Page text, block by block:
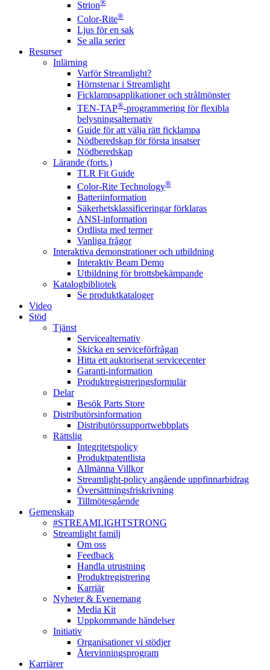
Strion®
Color-Rite®
Ljus för en sak
Se alla serier
Resurser
Inlärning
Varför Streamlight?
Hörnstenar i Streamlight
Ficklampsapplikationer och strålmönster
TEN-TAP®-programmering för flexibla
belysningsalternativ
Guide för att välja rätt ficklampa
Nödberedskap för första insatser
Nödberedskap
Lärande (forts.)
TLR Fit Guide
Color-Rite Technology®
Batteriinformation
Säkerhetsklassificeringar förklaras
ANSI-information
Ordlista med termer
Vanliga frågor
Interaktiva demonstrationer och utbildning
Interaktiv Beam Demo
Utbildning för brottsbekämpande
Katalogbibliotek
Se produktkataloger
Video
Stöd
Tjänst
Servicealternativ
Skicka en serviceförfrågan
Hitta ett auktoriserat servicecenter
Garanti-information
Produktregistreringsformulär
Delar
Besök Parts Store
Distributörsinformation
Distributörssupportwebbplats
Rättslig
Integritetspolicy
Produktpatentlista
Allmänna Villkor
Streamlight-policy angående uppfinnarbidrag
Översättningsfriskrivning
Tillmötesgående
Gemenskap
#STREAMLIGHTSTRONG
Streamlight familj
Om oss
Feedback
Handla utrustning
Produktregistrering
Karriär
Nyheter & Evenemang
Media Kit
Uppkommande händelser
Initiativ
Organisationer vi stödjer
Återvinningsprogram
Karriärer